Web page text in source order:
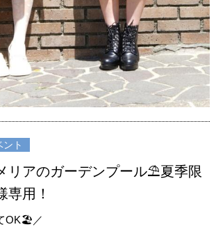
ント
リアのガーデンプール⛱夏季限
専用！
OK🏖️／